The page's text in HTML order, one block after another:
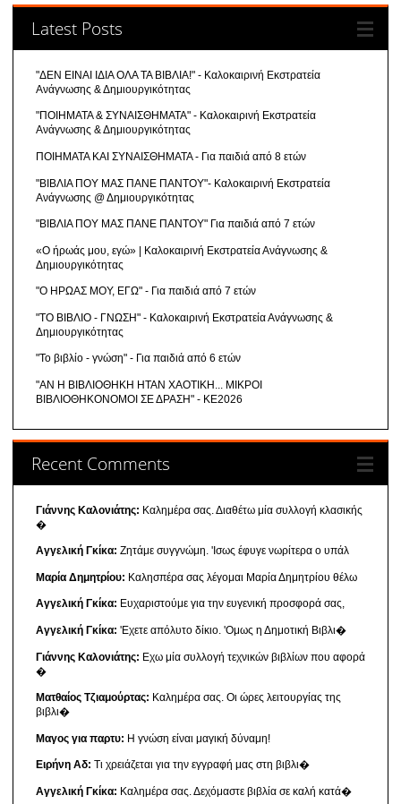
Latest Posts
"ΔΕΝ ΕΙΝΑΙ ΙΔΙΑ ΟΛΑ ΤΑ ΒΙΒΛΙΑ!" - Καλοκαιρινή Εκστρατεία
Ανάγνωσης & Δημιουργικότητας
"ΠΟΙΗΜΑΤΑ & ΣΥΝΑΙΣΘΗΜΑΤΑ" - Καλοκαιρινή Εκστρατεία
Ανάγνωσης & Δημιουργικότητας
ΠΟΙΗΜΑΤΑ ΚΑΙ ΣΥΝΑΙΣΘΗΜΑΤΑ - Για παιδιά από 8 ετών
"ΒΙΒΛΙΑ ΠΟΥ ΜΑΣ ΠΑΝΕ ΠΑΝΤΟΥ"- Καλοκαιρινή Εκστρατεία
Ανάγνωσης @ Δημιουργικότητας
"ΒΙΒΛΙΑ ΠΟΥ ΜΑΣ ΠΑΝΕ ΠΑΝΤΟΥ" Για παιδιά από 7 ετών
«Ο ήρωάς μου, εγώ» | Καλοκαιρινή Εκστρατεία Ανάγνωσης &
Δημιουργικότητας
"Ο ΗΡΩΑΣ ΜΟΥ, ΕΓΩ" - Για παιδιά από 7 ετών
"ΤΟ ΒΙΒΛΙΟ - ΓΝΩΣΗ" - Καλοκαιρινή Εκστρατεία Ανάγνωσης &
Δημιουργικότητας
"Το βιβλίο - γνώση" - Για παιδιά από 6 ετών
"ΑΝ Η ΒΙΒΛΙΟΘΗΚΗ ΗΤΑΝ ΧΑΟΤΙΚΗ... ΜΙΚΡΟΙ
ΒΙΒΛΙΟΘΗΚΟΝΟΜΟΙ ΣΕ ΔΡΑΣΗ" - ΚΕ2026
Recent Comments
Γιάννης Καλονιάτης: Καλημέρα σας. Διαθέτω μία συλλογή κλασικής
�
Αγγελική Γκίκα: Ζητάμε συγγνώμη. 'Ισως έφυγε νωρίτερα ο υπάλ
Μαρία Δημητρίου: Καλησπέρα σας λέγομαι Μαρία Δημητρίου θέλω
Αγγελική Γκίκα: Ευχαριστούμε για την ευγενική προσφορά σας,
Αγγελική Γκίκα: 'Εχετε απόλυτο δίκιο. 'Ομως η Δημοτική Βιβλι�
Γιάννης Καλονιάτης: Εχω μία συλλογή τεχνικών βιβλίων που αφορά
�
Ματθαίος Τζιαμούρτας: Καλημέρα σας. Οι ώρες λειτουργίας της
βιβλι�
Μαγος για παρτυ: Η γνώση είναι μαγική δύναμη!
Ειρήνη Αδ: Τι χρειάζεται για την εγγραφή μας στη βιβλι�
Αγγελική Γκίκα: Καλημέρα σας. Δεχόμαστε βιβλία σε καλή κατά�